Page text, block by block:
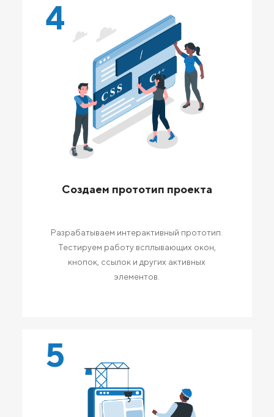
4
Создаем прототип проекта
Разрабатываем интерактивный прототип.
Тестируем работу всплывающих окон,
кнопок, ссылок и других активных
элементов.
5